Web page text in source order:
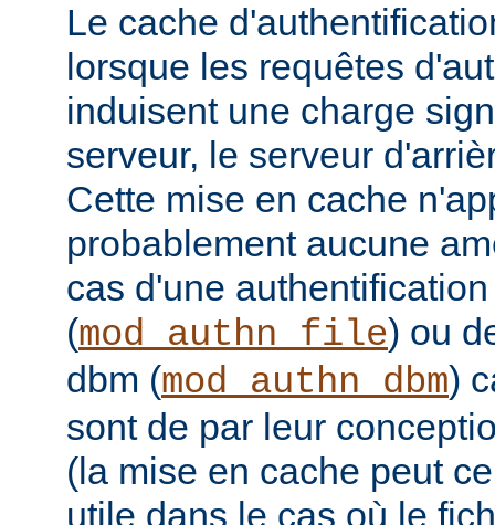
Le cache
lorsque les requêtes
induisent une charge
serveur, le serveur
Cette mise en cache
probablement aucune
cas d'une
(mod_authn_file) ou
dbm (mod_authn_dbm)
sont de par leur
(la mise en cache peut
utile dans le cas où le